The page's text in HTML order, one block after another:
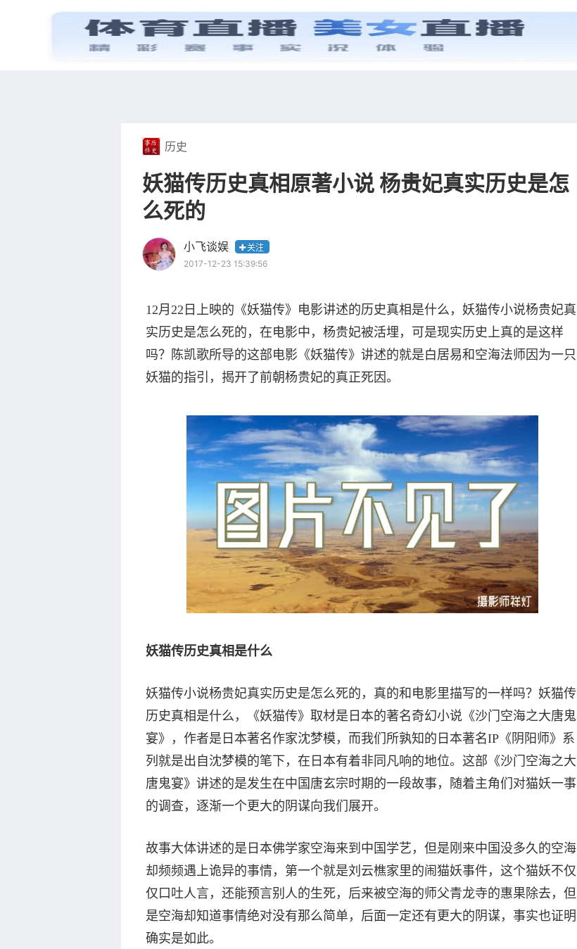
首页 电视剧 综艺 抖音 更多
历史
妖猫传历史真相原著小说 杨贵妃真实历史是怎
么死的
小飞谈娱
关注
2017-12-23 15:39:56
12月22日上映的《妖猫传》电影讲述的历史真相是什么，妖猫传小说杨贵妃真
实历史是怎么死的，在电影中，杨贵妃被活埋，可是现实历史上真的是这样
吗？陈凯歌所导的这部电影《妖猫传》讲述的就是白居易和空海法师因为一只
妖猫的指引，揭开了前朝杨贵妃的真正死因。
妖猫传历史真相是什么
妖猫传小说杨贵妃真实历史是怎么死的，真的和电影里描写的一样吗？妖猫传
历史真相是什么，《妖猫传》取材是日本的著名奇幻小说《沙门空海之大唐鬼
宴》，作者是日本著名作家沈梦模，而我们所孰知的日本著名IP《阴阳师》系
列就是出自沈梦模的笔下，在日本有着非同凡响的地位。这部《沙门空海之大
唐鬼宴》讲述的是发生在中国唐玄宗时期的一段故事，随着主角们对猫妖一事
的调查，逐渐一个更大的阴谋向我们展开。
故事大体讲述的是日本佛学家空海来到中国学艺，但是刚来中国没多久的空海
却频频遇上诡异的事情，第一个就是刘云樵家里的闹猫妖事件，这个猫妖不仅
仅口吐人言，还能预言别人的生死，后来被空海的师父青龙寺的惠果除去，但
是空海却知道事情绝对没有那么简单，后面一定还有更大的阴谋，事实也证明
确实是如此。